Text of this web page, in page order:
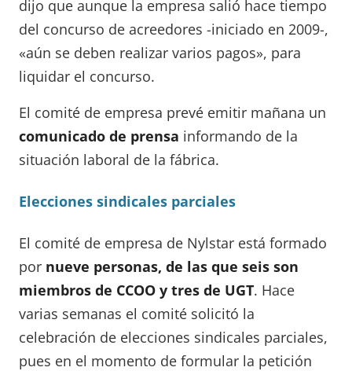
dijo que aunque la empresa salió hace tiempo
del concurso de acreedores -iniciado en 2009-,
«aún se deben realizar varios pagos», para
liquidar el concurso.
El comité de empresa prevé emitir mañana un
comunicado de prensa informando de la
situación laboral de la fábrica.
Elecciones sindicales parciales
El comité de empresa de Nylstar está formado
por nueve personas, de las que seis son
miembros de CCOO y tres de UGT. Hace
varias semanas el comité solicitó la
celebración de elecciones sindicales parciales,
pues en el momento de formular la petición